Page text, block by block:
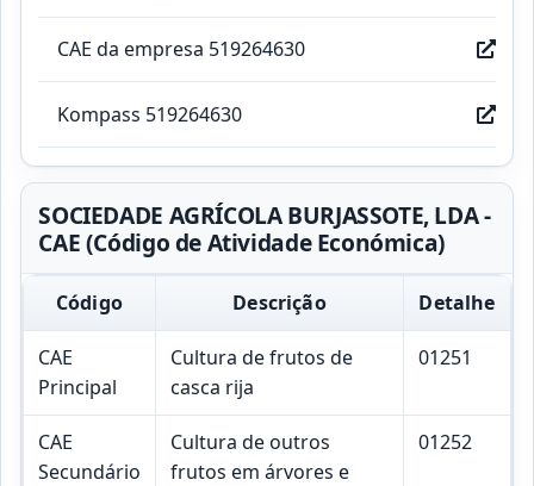
CAE da empresa 519264630
Kompass 519264630
SOCIEDADE AGRÍCOLA BURJASSOTE, LDA -
CAE (Código de Atividade Económica)
Código Descrição Detalhe
CAE
Principal
Cultura de frutos de
casca rija
01251
CAE
Secundário
Cultura de outros
frutos em árvores e
01252